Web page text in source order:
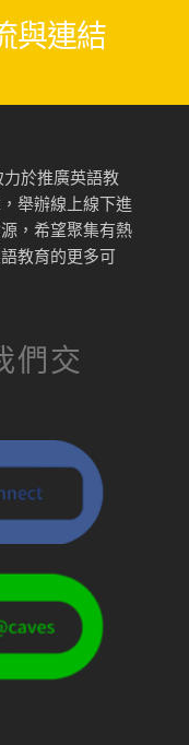
與連結
於推廣英語教
舉辦線上線下進
，希望聚集有熱
教育的更多可
們交